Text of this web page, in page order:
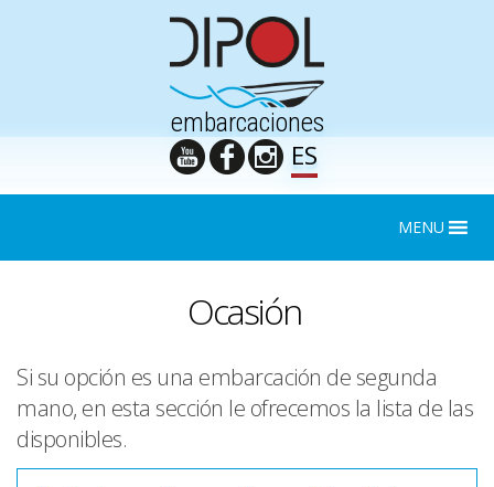
embarcaciones
ES
MENU
Ocasión
Si su opción es una embarcación de segunda
mano, en esta sección le ofrecemos la lista de las
disponibles.